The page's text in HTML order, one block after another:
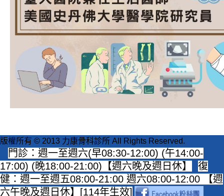
版權所有 © 2013 力康骨科診所 All Rights Reserved.
門診：週一至週六(早08:30-12:00) (午14:00-
17:00) (晚18:00-21:00)【週六晚及週日休】
復
健：週一至週五08:00-21:00 週六08:00-12:00 【週
六午晚及週日休】[114年生效]